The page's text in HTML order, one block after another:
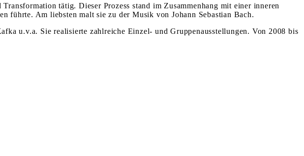
tätig. Dieser Prozess stand im Zusammenhang mit einer inneren
führte. Am liebsten malt sie zu der Musik von Johann Sebastian Bach.
u.v.a. Sie realisierte zahlreiche Einzel- und Gruppenausstellungen. Von 2008 bis